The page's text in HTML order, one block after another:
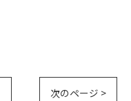
次のページ >